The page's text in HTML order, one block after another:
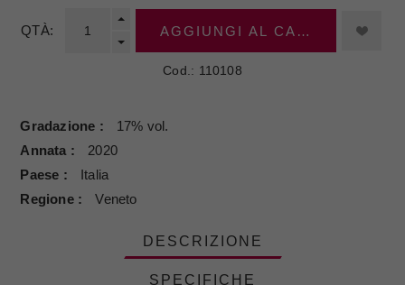
QTÀ: AGGIUNGI AL CARRELLO
Cod.: 110108
Gradazione
17% vol.
Annata
2020
Paese
Italia
Regione
Veneto
DESCRIZIONE
SPECIFICHE